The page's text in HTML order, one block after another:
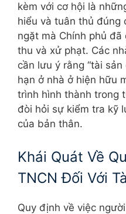
kèm với cơ hội là
hiểu và tuân thủ đúng
ngặt mà Chính phủ
thu và xử phạt. Các
cần lưu ý rằng “tài
hạn ở nhà ở hiện hữu
trình hình thành trong
đòi hỏi sự kiểm tra kỹ
của bản thân.
Khái Quát Về
TNCN Đối Với
Quy định về việc